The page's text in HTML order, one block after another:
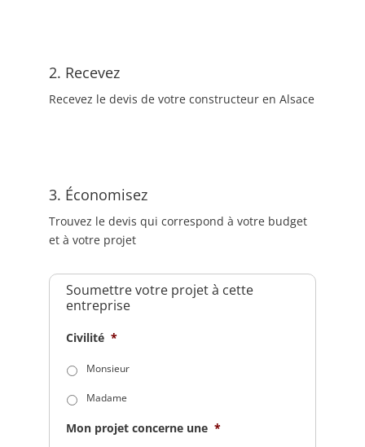
2. Recevez
Recevez le devis de votre constructeur en Alsace
3. Économisez
Trouvez le devis qui correspond à votre budget
et à votre projet
Soumettre votre projet à cette
entreprise
Civilité *
Monsieur
Madame
Mon projet concerne une *